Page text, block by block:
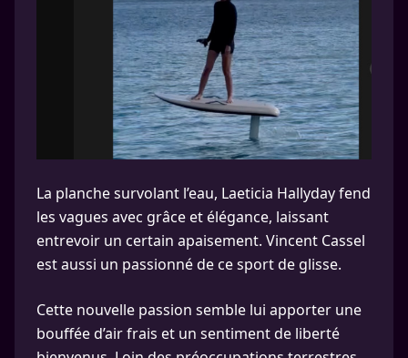
La planche survolant l’eau, Laeticia Hallyday fend
les vagues avec grâce et élégance, laissant
entrevoir un certain apaisement. Vincent Cassel
est aussi un passionné de ce sport de glisse.
Cette nouvelle passion semble lui apporter une
bouffée d’air frais et un sentiment de liberté